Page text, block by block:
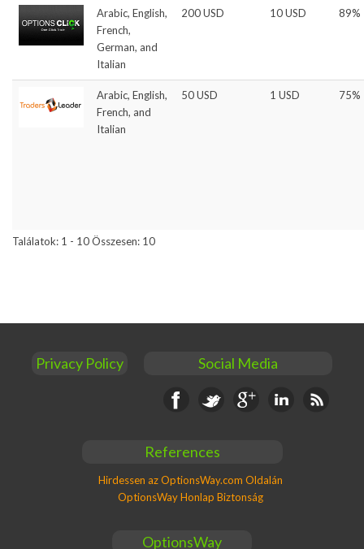
Arabic, English,
French,
German, and
Italian
200 USD 10 USD 89%
Arabic, English,
French, and
Italian
50 USD 1 USD 75%
Találatok: 1 - 10 Összesen: 10
Privacy Policy Social Media
FacebookTwitter Google+ Linkedin RSS
References
Hirdessen az OptionsWay.com Oldalán
OptionsWay Honlap Biztonság
OptionsWay